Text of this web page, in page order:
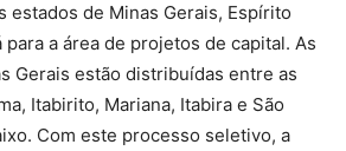
estados de Minas Gerais, Espírito
para a área de projetos de capital. As
Gerais estão distribuídas entre as
Itabirito, Mariana, Itabira e São
Com este processo seletivo, a